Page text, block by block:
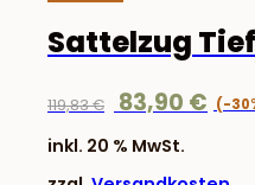
Sattelzug
119,83€
war:
83,90€
inkl. 20 % MwSt.